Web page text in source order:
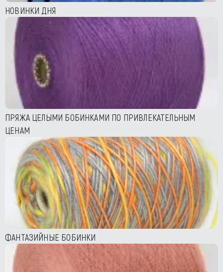
НОВИНКИ ДНЯ
ПРЯЖА ЦЕЛЫМИ БОБИНКАМИ ПО ПРИВЛЕКАТЕЛЬНЫМ
ЦЕНАМ
ФАНТАЗИЙНЫЕ БОБИНКИ